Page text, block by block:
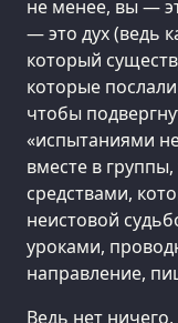
не менее, вы —
— это дух (ведь
который
которые
чтобы
«испытаниями
вместе в
средствами,
неистовой
уроками,
направление,
Ведь нет